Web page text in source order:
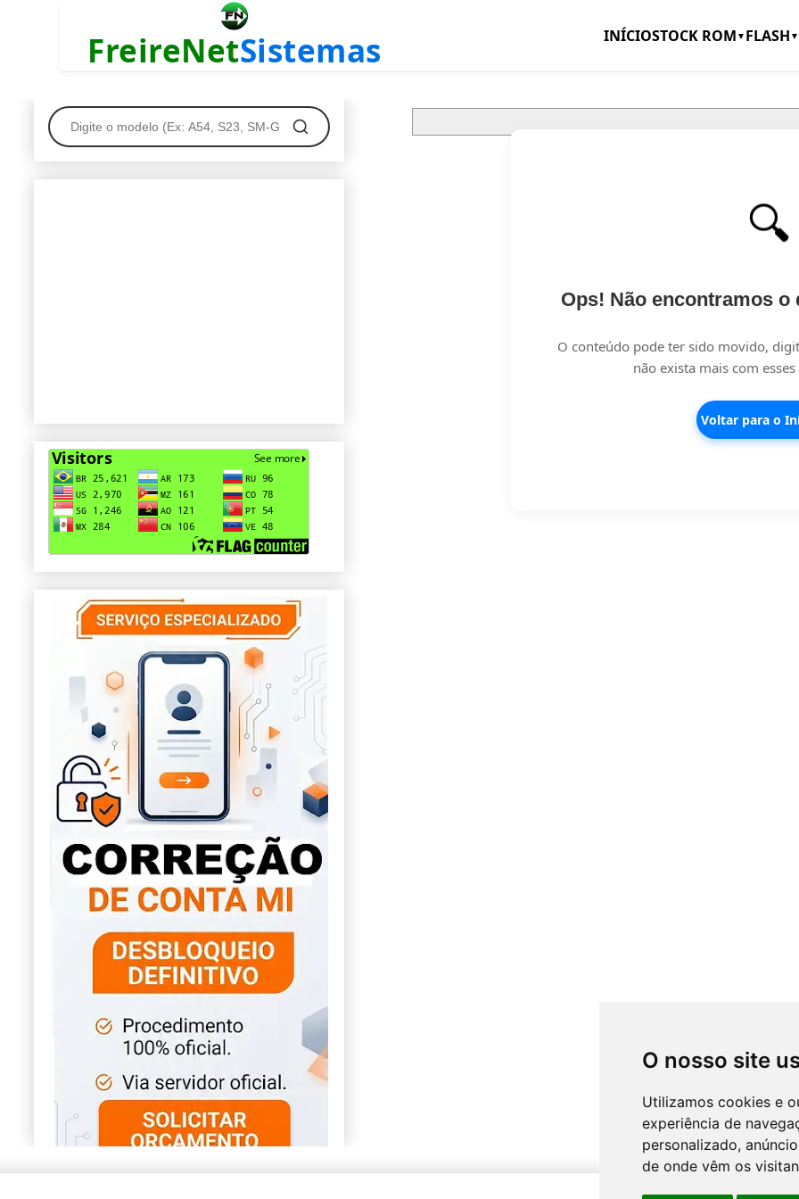
O nosso site
Utilizamos cookies e
experiência de
personalizado,
de onde vêm os
FreireNetSistemas INÍCIOSTOCK ROM ▼ FLASH ▼
🔍
Ops! Não encontramos o
O conteúdo pode ter sido movido,
não exista mais com
Voltar para o